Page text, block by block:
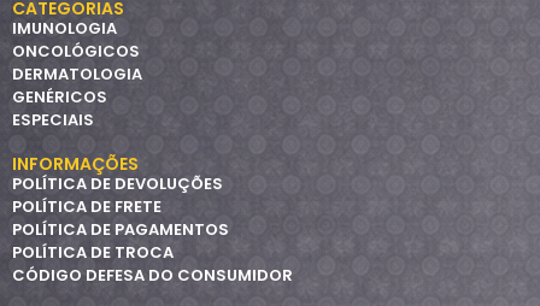
CATEGORIAS
IMUNOLOGIA
ONCOLÓGICOS
DERMATOLOGIA
GENÉRICOS
ESPECIAIS
INFORMAÇÕES
POLÍTICA DE DEVOLUÇÕES
POLÍTICA DE FRETE
POLÍTICA DE PAGAMENTOS
POLÍTICA DE TROCA
CÓDIGO DEFESA DO CONSUMIDOR